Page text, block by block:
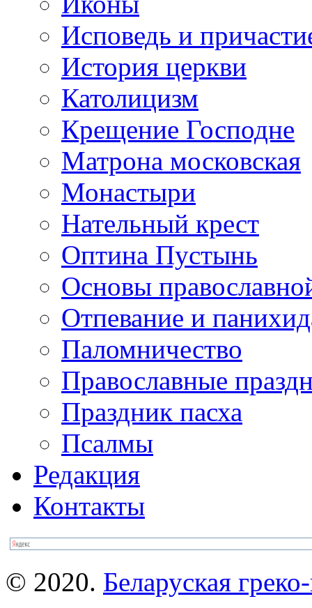
Исповедь и
История церкви
Католицизм
Крещение Господне
Матрона московская
Монастыри
Нательный крест
Оптина Пустынь
Основы
Отпевание и
Паломничество
Православные
Праздник пасха
Псалмы
Редакция
Контакты
© 2020. Беларуская